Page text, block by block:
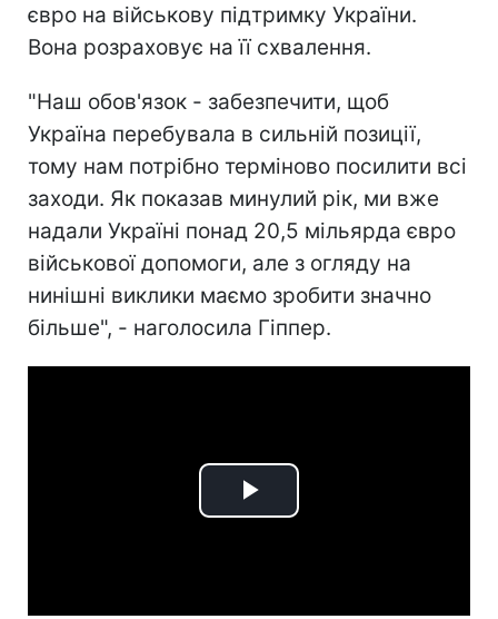
євро на військову підтримку України.
Вона розраховує на її схвалення.
"Наш обов'язок - забезпечити, щоб
Україна перебувала в сильній позиції,
тому нам потрібно терміново посилити всі
заходи. Як показав минулий рік, ми вже
надали Україні понад 20,5 мільярда євро
військової допомоги, але з огляду на
нинішні виклики маємо зробити значно
більше", - наголосила Гіппер.
Play